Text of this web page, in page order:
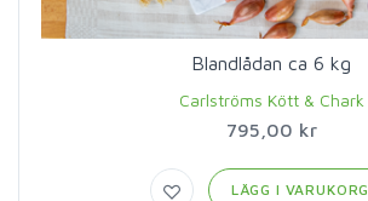
Blandlådan ca 6 kg
Carlströms Kött & Chark
795,00 kr
LÄGG I VARUKORG